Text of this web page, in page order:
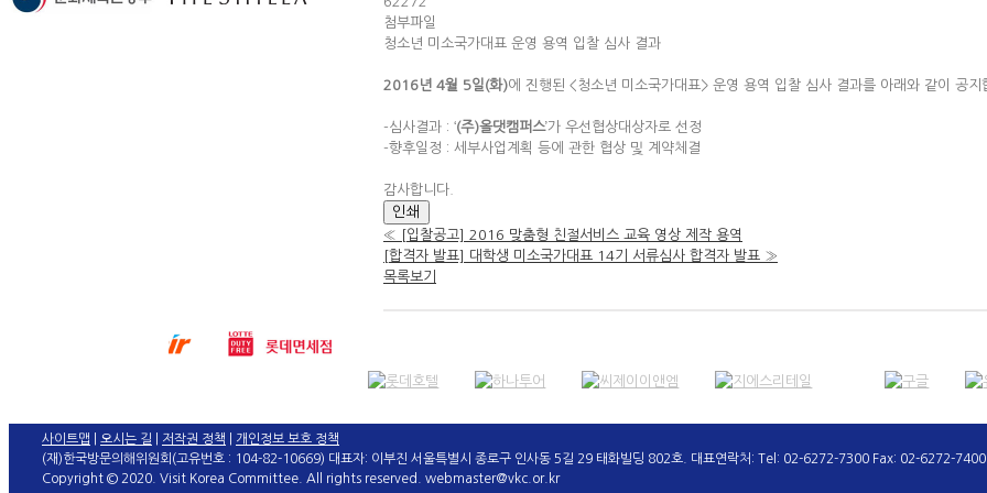
첨부파일
청소년 미소국가대표 운영 용역 입찰 심사 결과
2016년 4월 5일(화)에 진행된 <청소년 미소국가대표> 운영 용역 입찰 심사 결과를 아래와 같이 공지
-심사결과 : ‘(주)올댓캠퍼스’가 우선협상대상자로 선정
-향후일정 : 세부사업계획 등에 관한 협상 및 계약체결
감사합니다.
인쇄
« [입찰공고] 2016 맞춤형 친절서비스 교육 영상 제작 용역
[합격자 발표] 대학생 미소국가대표 14기 서류심사 합격자 발표 »
목록보기
사이트맵 오시는 길 저작권 정책
개인정보 보호 정책
(재)한국방문의해위원회(고유번호 : 104-82-10669) 대표자: 이부진 서울특별시 종로구 인사동 5길 29 태화빌딩 802호. 대표연락처: Tel: 02-6272-7300 Fax: 02-6272-7400
Copyright © 2020. Visit Korea Committee. All rights reserved. webmaster@vkc.or.kr